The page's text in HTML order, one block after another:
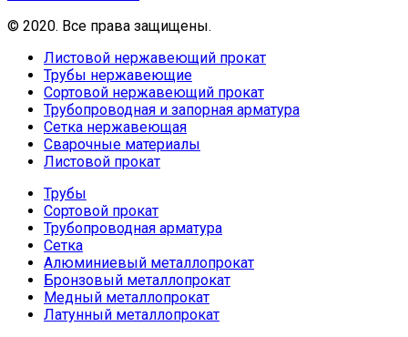
© 2020. Все права защищены.
Листовой нержавеющий прокат
Трубы нержавеющие
Сортовой нержавеющий прокат
Трубопроводная и запорная арматура
Сетка нержавеющая
Сварочные материалы
Листовой прокат
Трубы
Сортовой прокат
Трубопроводная арматура
Сетка
Алюминиевый металлопрокат
Бронзовый металлопрокат
Медный металлопрокат
Латунный металлопрокат